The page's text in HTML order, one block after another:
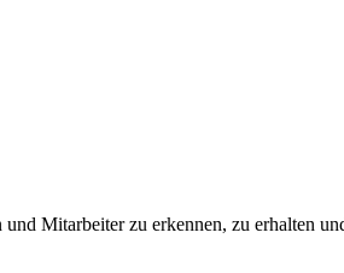
Mitarbeiter zu erkennen, zu erhalten